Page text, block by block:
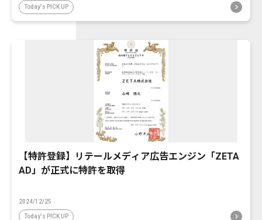
Today's PICK UP
【特許登録】リテールメディア広告エンジン「ZETA
AD」が正式に特許を取得
2024/12/25
Today's PICK UP